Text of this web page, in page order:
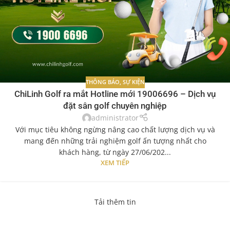
THÔNG BÁO, SỰ KIỆN
ChiLinh Golf ra mắt Hotline mới 19006696 – Dịch vụ
đặt sân golf chuyên nghiệp
administrator
Với mục tiêu không ngừng nâng cao chất lượng dịch vụ và
mang đến những trải nghiệm golf ấn tượng nhất cho
khách hàng, từ ngày 27/06/202...
XEM TIẾP
Tải thêm tin